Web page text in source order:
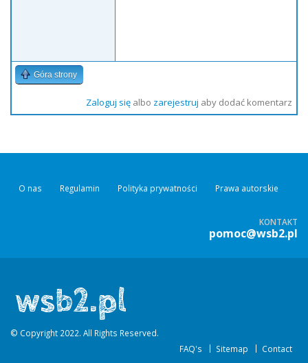
Góra strony
Zaloguj sięalbo zarejestruj aby dodać komentarz
O nas Regulamin Polityka prywatności Prawa autorskie
KONTAKT
pomoc@wsb2.pl
© Copyright 2022. All Rights Reserved.
FAQ's
Sitemap Contact